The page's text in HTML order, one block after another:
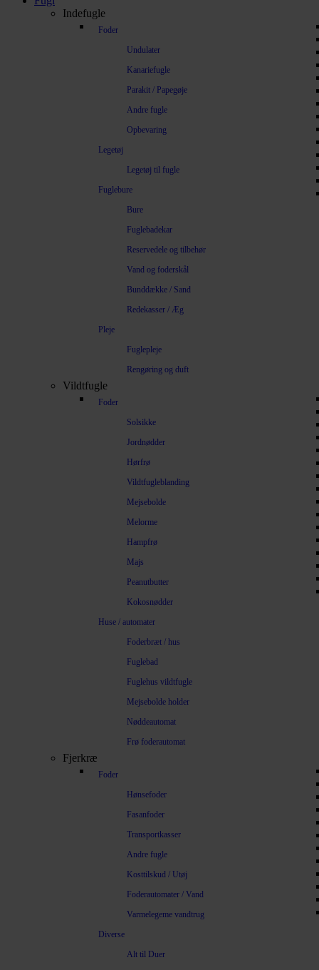
Indefugle
Foder
Undulater
Kanariefugle
Parakit / Papegøje
Andre fugle
Opbevaring
Legetøj
Legetøj til fugle
Fuglebure
Bure
Fuglebadekar
Reservedele og tilbehør
Vand og foderskål
Bunddække / Sand
Redekasser / Æg
Pleje
Fuglepleje
Rengøring og duft
Vildtfugle
Foder
Solsikke
Jordnødder
Hørfrø
Vildtfugleblanding
Mejsebolde
Melorme
Hampfrø
Majs
Peanutbutter
Kokosnødder
Huse / automater
Foderbræt / hus
Fuglebad
Fuglehus vildtfugle
Mejsebolde holder
Nøddeautomat
Frø foderautomat
Fjerkræ
Foder
Hønsefoder
Fasanfoder
Transportkasser
Andre fugle
Kosttilskud / Utøj
Foderautomater / Vand
Varmelegeme vandtrug
Diverse
Alt til Duer